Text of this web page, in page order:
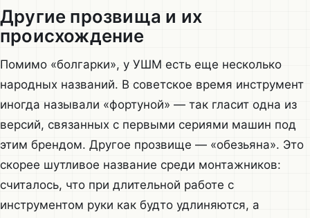
Другие прозвища и их
происхождение
Помимо «болгарки», у УШМ есть еще несколько
народных названий. В советское время инструмент
иногда называли «фортуной» — так гласит одна из
версий, связанных с первыми сериями машин под
этим брендом. Другое прозвище — «обезьяна». Это
скорее шутливое название среди монтажников:
считалось, что при длительной работе с
инструментом руки как будто удлиняются, а